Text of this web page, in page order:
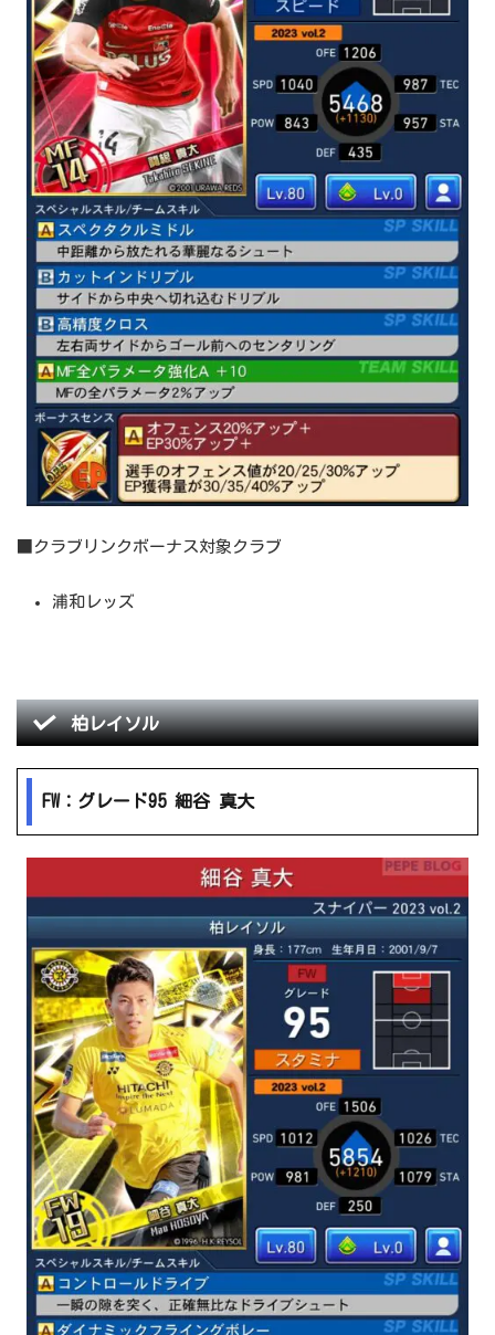
■クラブリンクボーナス対象クラブ
浦和レッズ
柏レイソル
FW：グレード95 細谷 真大